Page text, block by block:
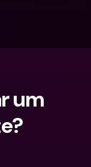
um